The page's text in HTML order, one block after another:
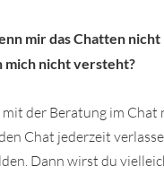
mir das Chatten
mich nicht versteht?
der Beratung im Chat
Chat jederzeit
Dann wirst du